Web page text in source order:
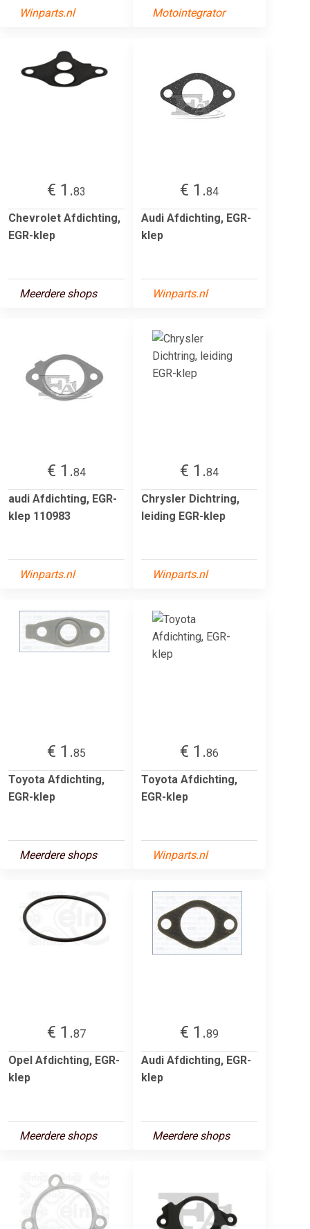
Winparts.nl Motointegrator
€ 1.83
Chevrolet Afdichting,
EGR-klep
Meerdere shops
€ 1.84
Audi Afdichting, EGR-
klep
Winparts.nl
€ 1.84
audi Afdichting, EGR-
klep 110983
Winparts.nl
€ 1.84
Chrysler Dichtring,
leiding EGR-klep
Winparts.nl
€ 1.85
Toyota Afdichting,
EGR-klep
Meerdere shops
€ 1.86
Toyota Afdichting,
EGR-klep
Winparts.nl
€ 1.87
Opel Afdichting, EGR-
klep
Meerdere shops
€ 1.89
Audi Afdichting, EGR-
klep
Meerdere shops